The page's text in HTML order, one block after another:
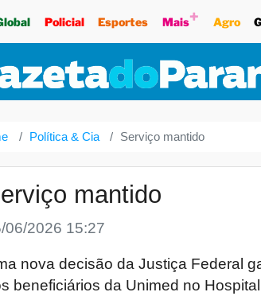
Policial Esportes Mais+ Agro
Política & Cia Serviço mantido
mantido
06/2026 15:27
nova decisão da Justiça Federal
beneficiários da Unimed no